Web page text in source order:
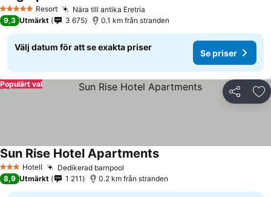
5 Stjärnor Resort Nära till antika Eretria
9,3 Utmärkt 3 675 0.1 km från stranden
Välj datum för att se exakta priser
Se priser
Dela
Populärt val
3 StjärnorHotell Dedikerad barnpool
Sun Rise Hotel Apartments
8,9 Utmärkt 1 211 0.2 km från stranden